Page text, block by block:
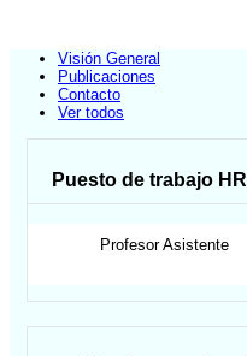
Visión General
Publicaciones
Contacto
Ver todos
Puesto de trabajo HR
Profesor Asistente